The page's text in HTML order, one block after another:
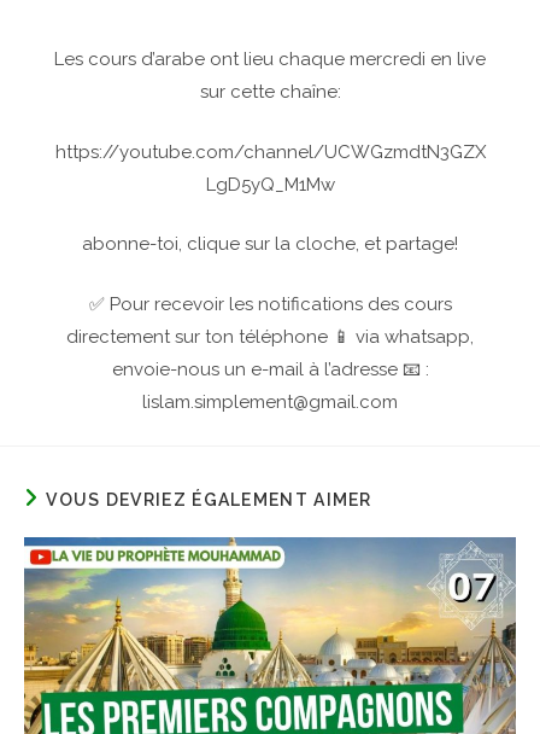
Les cours d’arabe ont lieu chaque mercredi en live
sur cette chaîne:
https://youtube.com/channel/UCWGzmdtN3GZX
LgD5yQ_M1Mw
abonne-toi, clique sur la cloche, et partage!
✅ Pour recevoir les notifications des cours
directement sur ton téléphone 📱 via whatsapp,
envoie-nous un e-mail à l’adresse 📧 :
lislam.simplement@gmail.com
VOUS DEVRIEZ ÉGALEMENT AIMER